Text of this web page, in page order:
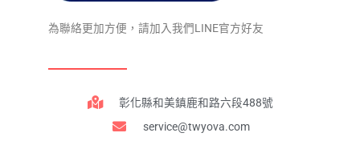
為聯絡更加方便，請加入我們LINE官方好友
彰化縣和美鎮鹿和路六段488號
service@twyova.com